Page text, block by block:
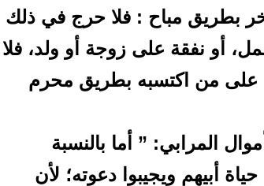
بطريق مباح : فلا حرج في ذلك
أو نفقة على زوجة أو ولد، فلا
على من اكتسبه بطريق محرم
المرابي: ” أما بالنسبة
أبيهم ويجيبوا دعوته؛ لأن